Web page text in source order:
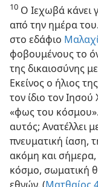
10 Ο Ιεχωβά κάνει
από την ημέρα
στο εδάφιο
φοβουμένους το
της δικαιοσύνης
Εκείνος ο ήλιος
τον ίδιο τον
«φως του
αυτός; Ανατέλλει
πνευματική ίαση,
ακόμη και σήμερα,
κόσμο, σωματική
εθνών. (Ματθαίος